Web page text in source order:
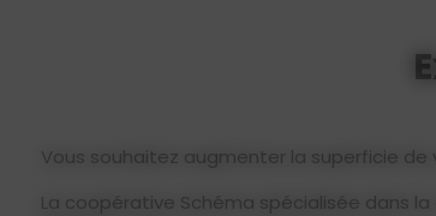
Vous souhaitez augmenter la superficie
La coopérative Schéma spécialisée dans